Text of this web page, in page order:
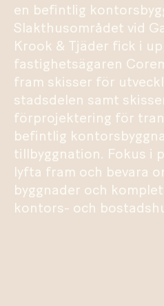
en befintlig
Slakthusområdet vid
Krook & Tjäder fick i
fastighetsägaren
fram skisser för
stadsdelen samt
förprojektering för
befintlig
tillbyggnation. Fokus i
lyfta fram och bevara
byggnader och
kontors- och